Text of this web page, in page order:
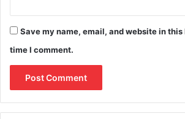
Save my name, email, and website in
time I comment.